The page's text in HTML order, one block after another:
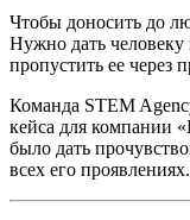
Чтобы доносить до
Нужно дать человеку
пропустить ее через
Команда STEM
кейса для компании
было дать
всех его проявлениях.